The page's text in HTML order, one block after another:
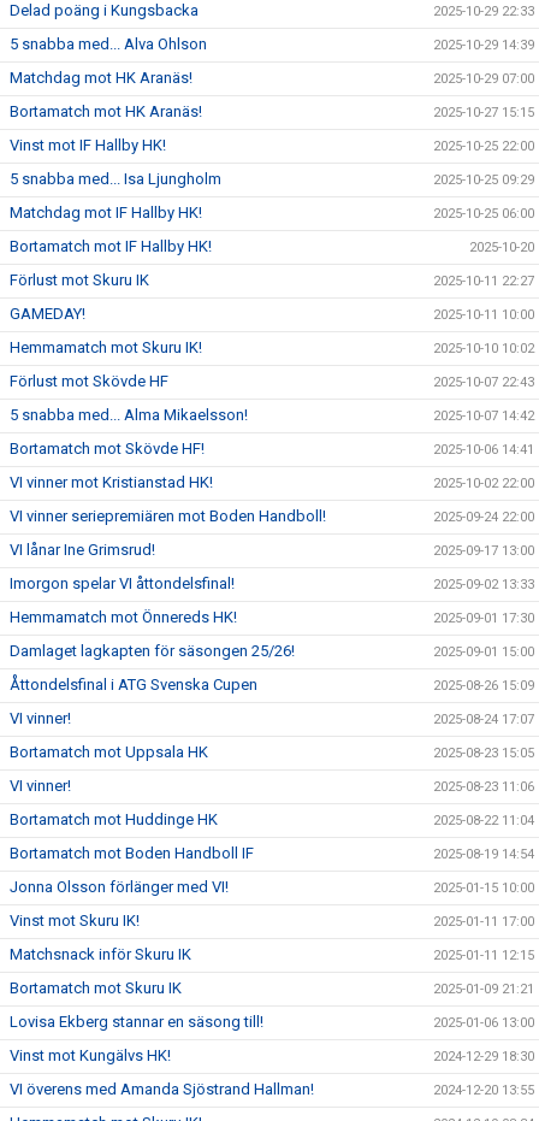
Delad poäng i Kungsbacka 2025-10-29 22:33
5 snabba med... Alva Ohlson 2025-10-29 14:39
Matchdag mot HK Aranäs! 2025-10-29 07:00
Bortamatch mot HK Aranäs! 2025-10-27 15:15
Vinst mot IF Hallby HK! 2025-10-25 22:00
5 snabba med... Isa Ljungholm 2025-10-25 09:29
Matchdag mot IF Hallby HK! 2025-10-25 06:00
Bortamatch mot IF Hallby HK! 2025-10-20
Förlust mot Skuru IK 2025-10-11 22:27
GAMEDAY! 2025-10-11 10:00
Hemmamatch mot Skuru IK! 2025-10-10 10:02
Förlust mot Skövde HF 2025-10-07 22:43
5 snabba med... Alma Mikaelsson! 2025-10-07 14:42
Bortamatch mot Skövde HF! 2025-10-06 14:41
VI vinner mot Kristianstad HK! 2025-10-02 22:00
VI vinner seriepremiären mot Boden Handboll! 2025-09-24 22:00
VI lånar Ine Grimsrud! 2025-09-17 13:00
Imorgon spelar VI åttondelsfinal! 2025-09-02 13:33
Hemmamatch mot Önnereds HK! 2025-09-01 17:30
Damlaget lagkapten för säsongen 25/26! 2025-09-01 15:00
Åttondelsfinal i ATG Svenska Cupen 2025-08-26 15:09
VI vinner! 2025-08-24 17:07
Bortamatch mot Uppsala HK 2025-08-23 15:05
VI vinner! 2025-08-23 11:06
Bortamatch mot Huddinge HK 2025-08-22 11:04
Bortamatch mot Boden Handboll IF 2025-08-19 14:54
Jonna Olsson förlänger med VI! 2025-01-15 10:00
Vinst mot Skuru IK! 2025-01-11 17:00
Matchsnack inför Skuru IK 2025-01-11 12:15
Bortamatch mot Skuru IK 2025-01-09 21:21
Lovisa Ekberg stannar en säsong till! 2025-01-06 13:00
Vinst mot Kungälvs HK! 2024-12-29 18:30
VI överens med Amanda Sjöstrand Hallman! 2024-12-20 13:55